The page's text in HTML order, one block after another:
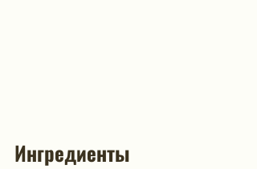
Ингредиенты